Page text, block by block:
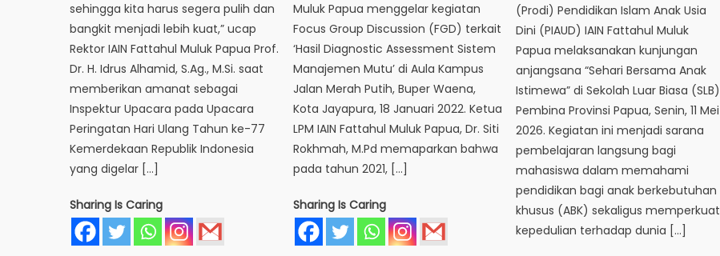
sehingga kita harus segera pulih dan
bangkit menjadi lebih kuat,” ucap
Rektor IAIN Fattahul Muluk Papua Prof.
Dr. H. Idrus Alhamid, S.Ag., M.Si. saat
memberikan amanat sebagai
Inspektur Upacara pada Upacara
Peringatan Hari Ulang Tahun ke-77
Kemerdekaan Republik Indonesia
yang digelar […]
Sharing Is Caring
Muluk Papua menggelar kegiatan
Focus Group Discussion (FGD) terkait
‘Hasil Diagnostic Assessment Sistem
Manajemen Mutu’ di Aula Kampus
Jalan Merah Putih, Buper Waena,
Kota Jayapura, 18 Januari 2022. Ketua
LPM IAIN Fattahul Muluk Papua, Dr. Siti
Rokhmah, M.Pd memaparkan bahwa
pada tahun 2021, […]
Sharing Is Caring
(Prodi) Pendidikan Islam Anak Usia
Dini (PIAUD) IAIN Fattahul Muluk
Papua melaksanakan kunjungan
anjangsana “Sehari Bersama Anak
Istimewa” di Sekolah Luar Biasa (SLB)
Pembina Provinsi Papua, Senin, 11 Mei
2026. Kegiatan ini menjadi sarana
pembelajaran langsung bagi
mahasiswa dalam memahami
pendidikan bagi anak berkebutuhan
khusus (ABK) sekaligus memperkuat
kepedulian terhadap dunia […]